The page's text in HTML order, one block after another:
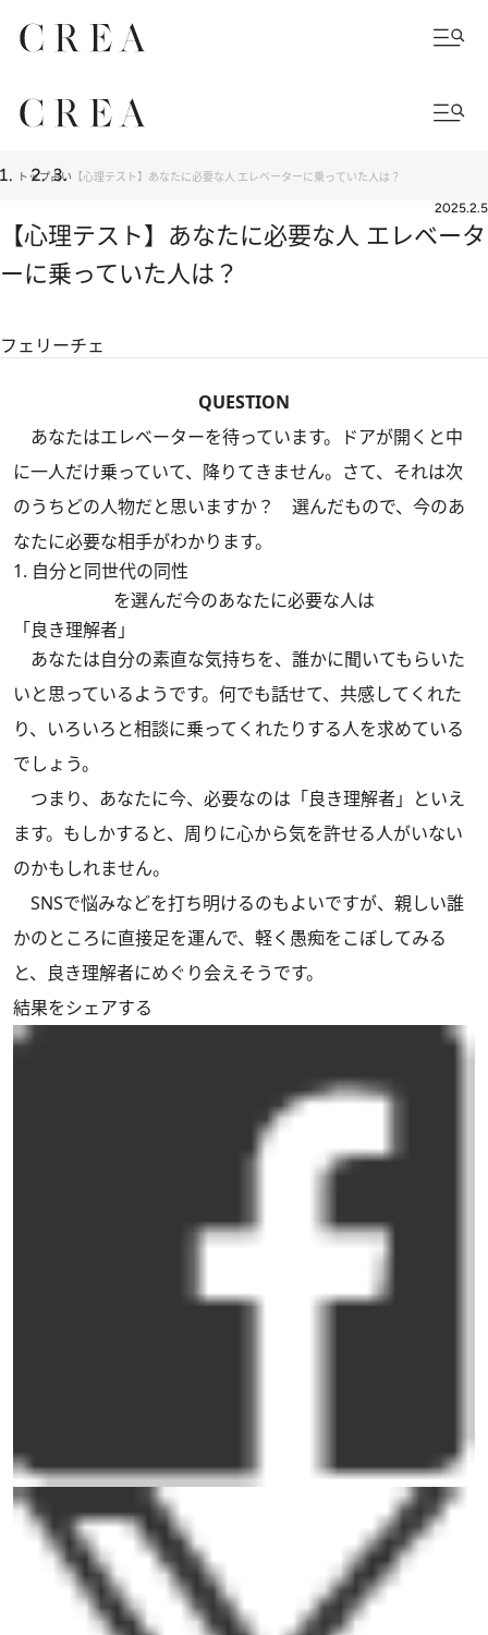
トップ占い 【心理テスト】あなたに必要な人 エレベーターに乗っていた人は？
2025.2.5
【心理テスト】あなたに必要な人 エレベータ
ーに乗っていた人は？
フェリーチェ
QUESTION
あなたはエレベーターを待っています。ドアが開くと中
に一人だけ乗っていて、降りてきません。さて、それは次
のうちどの人物だと思いますか？ 選んだもので、今のあ
なたに必要な相手がわかります。
1. 自分と同世代の同性
を選んだ今のあなたに必要な人は
「良き理解者」
あなたは自分の素直な気持ちを、誰かに聞いてもらいた
いと思っているようです。何でも話せて、共感してくれた
り、いろいろと相談に乗ってくれたりする人を求めている
でしょう。
つまり、あなたに今、必要なのは「良き理解者」といえ
ます。もしかすると、周りに心から気を許せる人がいない
のかもしれません。
SNSで悩みなどを打ち明けるのもよいですが、親しい誰
かのところに直接足を運んで、軽く愚痴をこぼしてみる
と、良き理解者にめぐり会えそうです。
結果をシェアする